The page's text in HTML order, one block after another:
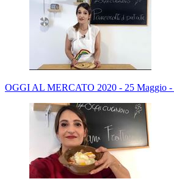
OGGI AL MERCATO 2020 - 25 Maggio -